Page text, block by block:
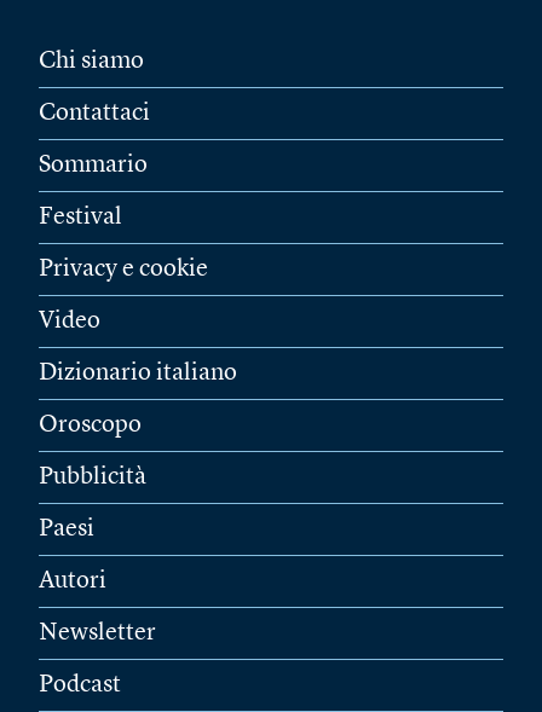
Chi siamo
Contattaci
Sommario
Festival
Privacy e cookie
Video
Dizionario italiano
Oroscopo
Pubblicità
Paesi
Autori
Newsletter
Podcast